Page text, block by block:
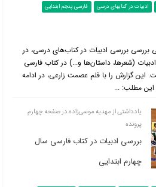
ادبیات در کتابهای درسی
فارسی پنجم ابتدایی
بررسی ادبیات در کتاب‌‌های درسی، در
(شعرها، داستان‌ها و...) در کتاب فارسی
این گزارش را با قلم عصمت زارعی، در ادامه
مطلب: ...
یادداشتی از مهدیه موسی‌زاده در صفحه چهارم
پرونده
بررسی ادبیات در کتاب فارسی سال
چهارم ابتدایی